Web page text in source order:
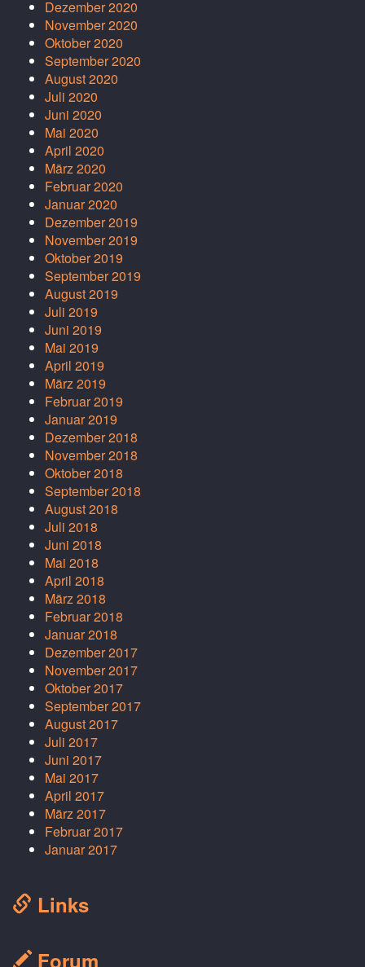
Dezember 2020
November 2020
Oktober 2020
September 2020
August 2020
Juli 2020
Juni 2020
Mai 2020
April 2020
März 2020
Februar 2020
Januar 2020
Dezember 2019
November 2019
Oktober 2019
September 2019
August 2019
Juli 2019
Juni 2019
Mai 2019
April 2019
März 2019
Februar 2019
Januar 2019
Dezember 2018
November 2018
Oktober 2018
September 2018
August 2018
Juli 2018
Juni 2018
Mai 2018
April 2018
März 2018
Februar 2018
Januar 2018
Dezember 2017
November 2017
Oktober 2017
September 2017
August 2017
Juli 2017
Juni 2017
Mai 2017
April 2017
März 2017
Februar 2017
Januar 2017
Links
Forum